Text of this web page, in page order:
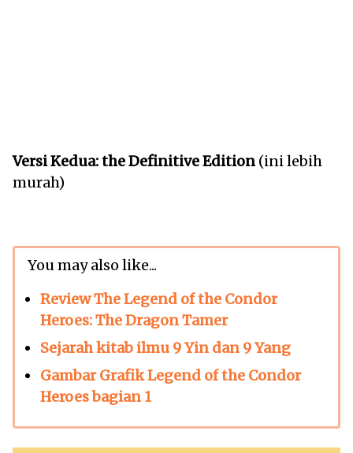
Versi Kedua: the Definitive Edition (ini lebih
murah)
You may also like...
Review The Legend of the Condor
Heroes: The Dragon Tamer
Sejarah kitab ilmu 9 Yin dan 9 Yang
Gambar Grafik Legend of the Condor
Heroes bagian 1